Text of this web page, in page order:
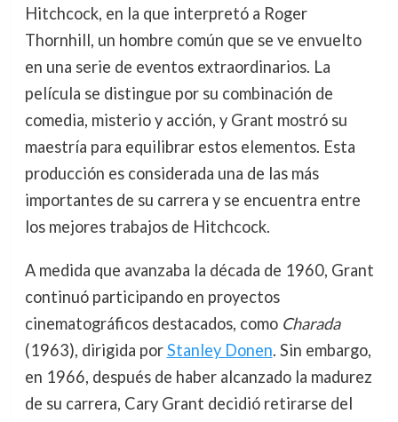
Hitchcock, en la que interpretó a Roger
Thornhill, un hombre común que se ve envuelto
en una serie de eventos extraordinarios. La
película se distingue por su combinación de
comedia, misterio y acción, y Grant mostró su
maestría para equilibrar estos elementos. Esta
producción es considerada una de las más
importantes de su carrera y se encuentra entre
los mejores trabajos de Hitchcock.
A medida que avanzaba la década de 1960, Grant
continuó participando en proyectos
cinematográficos destacados, como Charada
(1963), dirigida porStanley Donen. Sin embargo,
en 1966, después de haber alcanzado la madurez
de su carrera, Cary Grant decidió retirarse del